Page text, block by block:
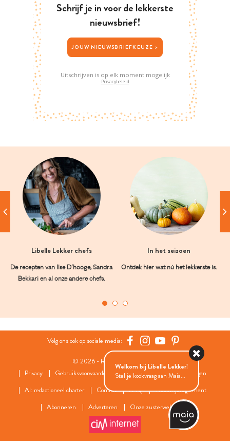
Schrijf je in voor de lekkerste
nieuwsbrief!
JOUW NIEUWSBRIEFKEUZE >
Uitschrijven is op elk moment mogelijk
Privacybeleid
Libelle Lekker chefs
De recepten van Ilse D’hooge, Sandra
Bekkari en al onze andere chefs.
In het seizoen
Ontdek hier wat nú het lekkerste is.
Volg ons ook op sociale media:
© 2026 - Roularta Media Group
Privacy
Gebruiksvoorwaarden Cookies
Cookies instellingen
AI: redactioneel charter
Contact FAQ
Wedstrijdreglement
Abonneren
Adverteren Onze zusterwebsites
Welkom bij Libelle Lekker!
Stel je kookvraag aan Maia...